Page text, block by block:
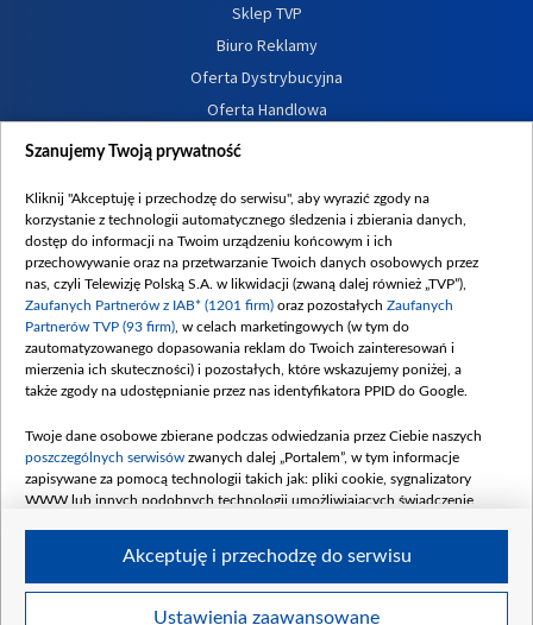
Sklep TVP
Biuro Reklamy
Oferta Dystrybucyjna
Oferta Handlowa
Dostępność
Procedura zgłoszeń wewnętrznych
Szanujemy Twoją prywatność
Kliknij "Akceptuję i przechodzę do serwisu", aby wyrazić zgody na
korzystanie z technologii automatycznego śledzenia i zbierania danych,
dostęp do informacji na Twoim urządzeniu końcowym i ich
przechowywanie oraz na przetwarzanie Twoich danych osobowych przez
nas, czyli Telewizję Polską S.A. w likwidacji (zwaną dalej również „TVP”),
Zaufanych Partnerów z IAB* (1201 firm) oraz pozostałych Zaufanych
Partnerów TVP (93 firm) , w celach marketingowych (w tym do
zautomatyzowanego dopasowania reklam do Twoich zainteresowań i
mierzenia ich skuteczności) i pozostałych, które wskazujemy poniżej, a
także zgody na udostępnianie przez nas identyfikatora PPID do Google.
Twoje dane osobowe zbierane podczas odwiedzania przez Ciebie naszych
poszczególnych serwisów zwanych dalej „Portalem”, w tym informacje
zapisywane za pomocą technologii takich jak: pliki cookie, sygnalizatory
WWW lub innych podobnych technologii umożliwiających świadczenie
Twoje dane osobowe zbierane podczas odwiedzania przez Ciebie
Ustawienia zaawansowane
Akceptuję i przechodzę do serwisu